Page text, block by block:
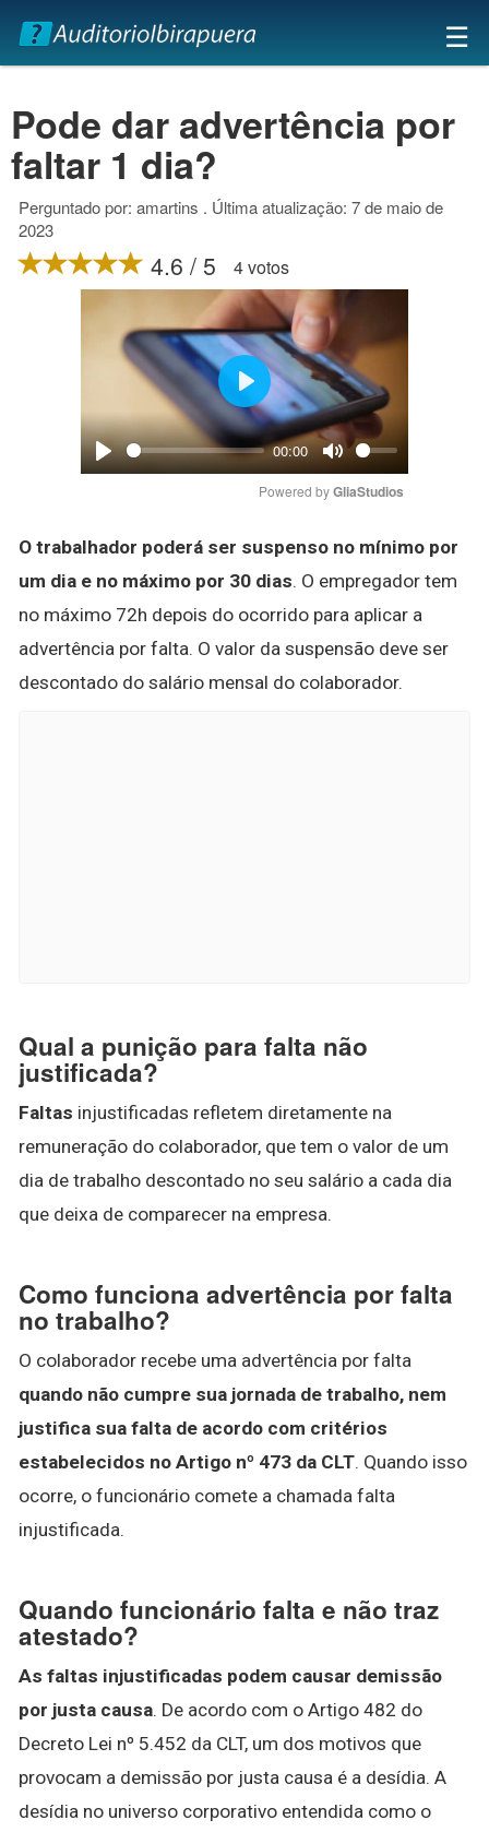
×
☰
Pode dar advertência por
faltar 1 dia?
Perguntado por: amartins . Última atualização: 7 de maio de
2023
4.6 / 5 4 votos
Play
00:00
Mute
Play
Powered by GliaStudios
O trabalhador poderá ser suspenso no mínimo por
um dia e no máximo por 30 dias. O empregador tem
no máximo 72h depois do ocorrido para aplicar a
advertência por falta. O valor da suspensão deve ser
descontado do salário mensal do colaborador.
Qual a punição para falta não
justificada?
Faltas injustificadas refletem diretamente na
remuneração do colaborador, que tem o valor de um
dia de trabalho descontado no seu salário a cada dia
que deixa de comparecer na empresa.
Como funciona advertência por falta
no trabalho?
O colaborador recebe uma advertência por falta
quando não cumpre sua jornada de trabalho, nem
justifica sua falta de acordo com critérios
estabelecidos no Artigo nº 473 da CLT. Quando isso
ocorre, o funcionário comete a chamada falta
injustificada.
Quando funcionário falta e não traz
atestado?
As faltas injustificadas podem causar demissão
por justa causa. De acordo com o Artigo 482 do
Decreto Lei nº 5.452 da CLT, um dos motivos que
provocam a demissão por justa causa é a desídia. A
desídia no universo corporativo entendida como o